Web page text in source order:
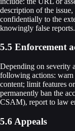
description of the issue,
confidentially to the
knowingly false reports.
5.5 Enforcement
Depending on severity
following actions: warn
content; limit features
permanently ban the
CSAM), report to law
5.6 Appeals